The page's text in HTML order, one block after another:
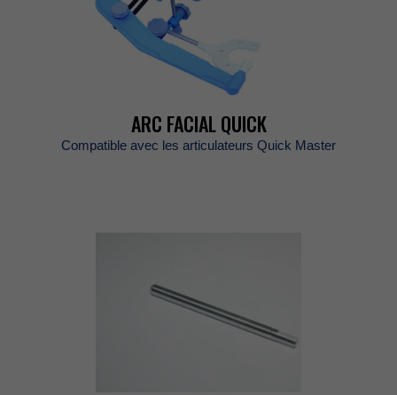
ARCFACIALQUICK
CompatibleaveclesarticulateursQuickMaster